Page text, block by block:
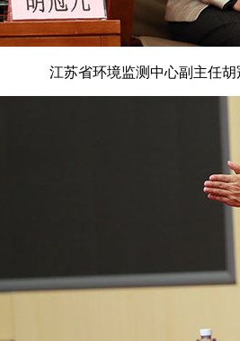
江苏省环境监测中心副主任